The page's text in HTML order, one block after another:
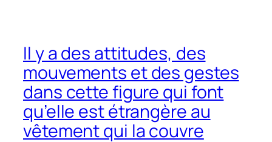
Il y a des attitudes, des
mouvements et des gestes
dans cette figure qui font
qu’elle est étrangère au
vêtement qui la couvre